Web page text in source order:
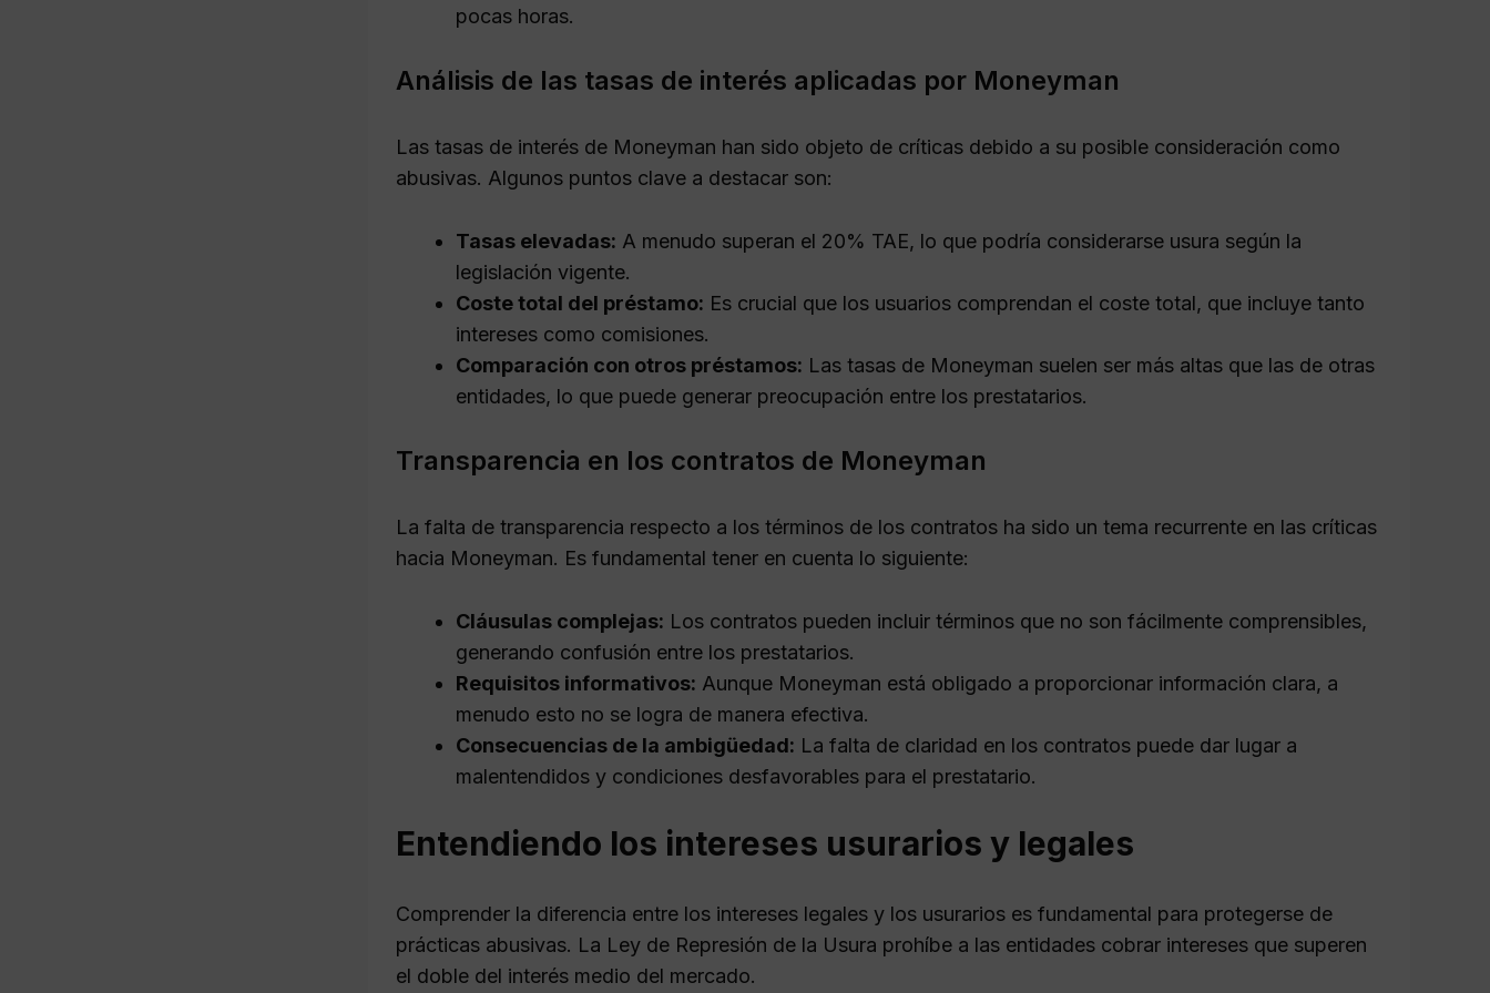
pocas horas.
Análisis de las tasas de interés aplicadas por Moneyman
Las tasas de interés de Moneyman han sido objeto de críticas debido a su posible consideración como
abusivas. Algunos puntos clave a destacar son:
Tasas elevadas: A menudo superan el 20% TAE, lo que podría considerarse usura según la
legislación vigente.
Coste total del préstamo: Es crucial que los usuarios comprendan el coste total, que incluye tanto
intereses como comisiones.
Comparación con otros préstamos: Las tasas de Moneyman suelen ser más altas que las de otras
entidades, lo que puede generar preocupación entre los prestatarios.
Transparencia en los contratos de Moneyman
La falta de transparencia respecto a los términos de los contratos ha sido un tema recurrente en las críticas
hacia Moneyman. Es fundamental tener en cuenta lo siguiente:
Cláusulas complejas: Los contratos pueden incluir términos que no son fácilmente comprensibles,
generando confusión entre los prestatarios.
Requisitos informativos: Aunque Moneyman está obligado a proporcionar información clara, a
menudo esto no se logra de manera efectiva.
Consecuencias de la ambigüedad: La falta de claridad en los contratos puede dar lugar a
malentendidos y condiciones desfavorables para el prestatario.
Entendiendo los intereses usurarios y legales
Comprender la diferencia entre los intereses legales y los usurarios es fundamental para protegerse de
prácticas abusivas. La Ley de Represión de la Usura prohíbe a las entidades cobrar intereses que superen
el doble del interés medio del mercado.